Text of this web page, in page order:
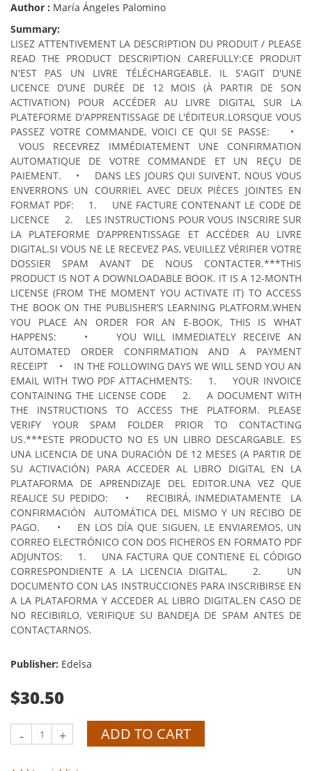
Author : María Ángeles Palomino
Summary:
LISEZ ATTENTIVEMENT LA DESCRIPTION DU PRODUIT / PLEASE
READ THE PRODUCT DESCRIPTION CAREFULLY:CE PRODUIT
N'EST PAS UN LIVRE TÉLÉCHARGEABLE. IL S'AGIT D'UNE
LICENCE D’UNE DURÉE DE 12 MOIS (À PARTIR DE SON
ACTIVATION) POUR ACCÉDER AU LIVRE DIGITAL SUR LA
PLATEFORME D'APPRENTISSAGE DE L'ÉDITEUR.LORSQUE VOUS
PASSEZ VOTRE COMMANDE, VOICI CE QUI SE PASSE: •
VOUS RECEVREZ IMMÉDIATEMENT UNE CONFIRMATION
AUTOMATIQUE DE VOTRE COMMANDE ET UN REÇU DE
PAIEMENT. • DANS LES JOURS QUI SUIVENT, NOUS VOUS
ENVERRONS UN COURRIEL AVEC DEUX PIÈCES JOINTES EN
FORMAT PDF: 1. UNE FACTURE CONTENANT LE CODE DE
LICENCE
2. LES INSTRUCTIONS POUR VOUS INSCRIRE SUR
LA PLATEFORME D’APPRENTISSAGE ET ACCÉDER AU LIVRE
DIGITAL.SI VOUS NE LE RECEVEZ PAS, VEUILLEZ VÉRIFIER VOTRE
DOSSIER SPAM AVANT DE NOUS CONTACTER.***THIS
PRODUCT IS NOT A DOWNLOADABLE BOOK. IT IS A 12-MONTH
LICENSE (FROM THE MOMENT YOU ACTIVATE IT) TO ACCESS
THE BOOK ON THE PUBLISHER’S LEARNING PLATFORM.WHEN
YOU PLACE AN ORDER FOR AN E-BOOK, THIS IS WHAT
HAPPENS: • YOU WILL IMMEDIATELY RECEIVE AN
AUTOMATED ORDER CONFIRMATION AND A PAYMENT
RECEIPT • IN THE FOLLOWING DAYS WE WILL SEND YOU AN
EMAIL WITH TWO PDF ATTACHMENTS: 1. YOUR INVOICE
CONTAINING THE LICENSE CODE 2. A DOCUMENT WITH
THE INSTRUCTIONS TO ACCESS THE PLATFORM. PLEASE
VERIFY YOUR SPAM FOLDER PRIOR TO CONTACTING
US.***ESTE PRODUCTO NO ES UN LIBRO DESCARGABLE. ES
UNA LICENCIA DE UNA DURACIÓN DE 12 MESES (A PARTIR DE
SU ACTIVACIÓN) PARA ACCEDER AL LIBRO DIGITAL EN LA
PLATAFORMA DE APRENDIZAJE DEL EDITOR.UNA VEZ QUE
REALICE SU PEDIDO: • RECIBIRÁ, INMEDIATAMENTE LA
CONFIRMACIÓN AUTOMÁTICA DEL MISMO Y UN RECIBO DE
PAGO. • EN LOS DÍA QUE SIGUEN, LE ENVIAREMOS, UN
CORREO ELECTRÓNICO CON DOS FICHEROS EN FORMATO PDF
ADJUNTOS: 1. UNA FACTURA QUE CONTIENE EL CÓDIGO
CORRESPONDIENTE A LA LICENCIA DIGITAL. 2. UN
DOCUMENTO CON LAS INSTRUCCIONES PARA INSCRIBIRSE EN
A LA PLATAFORMA Y ACCEDER AL LIBRO DIGITAL.EN CASO DE
NO RECIBIRLO, VERIFIQUE SU BANDEJA DE SPAM ANTES DE
CONTACTARNOS.
Publisher: Edelsa
$30.50
- + ADD TO CART